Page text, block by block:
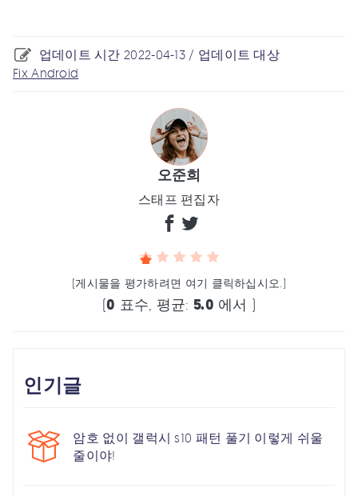
업데이트 시간 2022-04-13 / 업데이트 대상
Fix Android
오준희
스태프 편집자
(게시물을 평가하려면 여기 클릭하십시오.)
(0 표수, 평균: 5.0 에서 )
인기글
암호 없이 갤럭시 s10 패턴 풀기 이렇게 쉬울
줄이야!